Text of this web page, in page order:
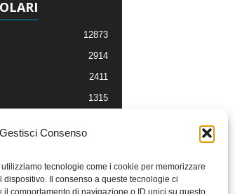
Gestisci Consenso
tecnologie come i cookie per memorizzare
Il consenso a queste tecnologie ci
comportamento di navigazione o ID unici su questo
12873
2914
2411
1315